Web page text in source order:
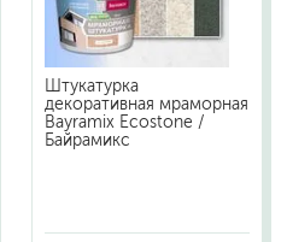
Штукатурка
декоративная мраморная
Bayramix Ecostone /
Байрамикс